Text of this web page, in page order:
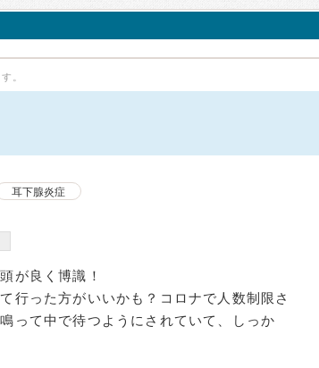
。
耳下腺炎症
が良く博識！
行った方がいいかも？コロナで人数制限さ
って中で待つようにされていて、しっか